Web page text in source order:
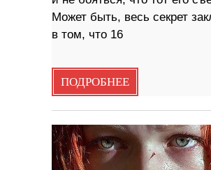
Может быть, весь секрет
в том, что 16
ПОДРОБНЕЕ